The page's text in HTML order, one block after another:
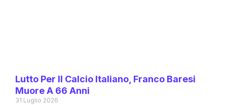
Lutto Per Il Calcio Italiano, Franco Baresi
Muore A 66 Anni
31 Luglio 2026